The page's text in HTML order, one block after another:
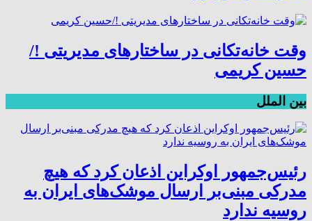
وقت خانه‌تکانی در ساختارهای مدیریتی !/
حسین کریمی
بین الملل
رئیس‌جمهور اوکراین اذعان کرد که هیچ
مدرکی مبنی‌بر ارسال موشک‌های ایران به
روسیه ندارد